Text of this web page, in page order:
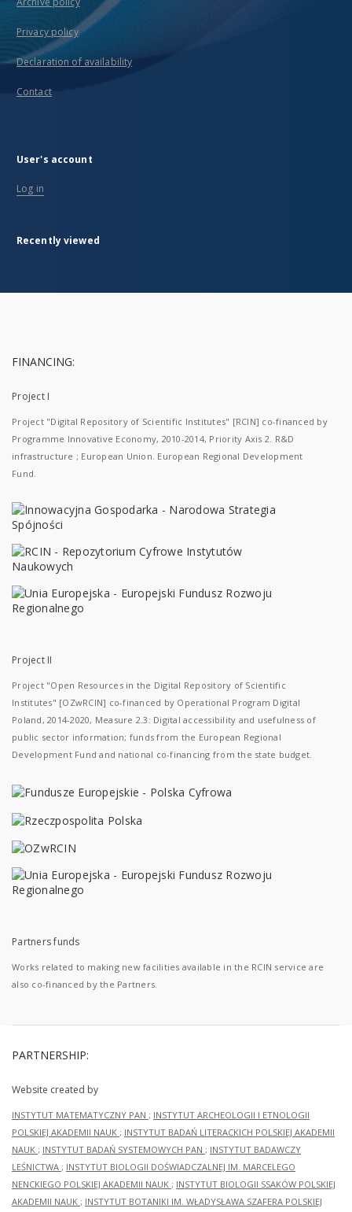
Privacy policy
Declaration of availability
Contact
User's account
Log in
Recently viewed
FINANCING:
Project I
Project "Digital Repository of Scientific Institutes" [RCIN] co-financed by
Programme Innovative Economy, 2010-2014, Priority Axis 2. R&D
infrastructure ; European Union. European Regional Development
Fund.
Project II
Project "Open Resources in the Digital Repository of Scientific
Institutes" [OZwRCIN] co-financed by Operational Program Digital
Poland, 2014-2020, Measure 2.3: Digital accessibility and usefulness of
public sector information; funds from the European Regional
Development Fund and national co-financing from the state budget.
Partners funds
Works related to making new facilities available in the RCIN service are
also co-financed by the Partners.
PARTNERSHIP:
Website created by
INSTYTUT MATEMATYCZNY PAN ; INSTYTUT ARCHEOLOGII I ETNOLOGII
POLSKIEJ AKADEMII NAUK ; INSTYTUT BADAŃ LITERACKICH POLSKIEJ AKADEMII
NAUK ; INSTYTUT BADAŃ SYSTEMOWYCH PAN ; INSTYTUT BADAWCZY
LEŚNICTWA ; INSTYTUT BIOLOGII DOŚWIADCZALNEJ IM. MARCELEGO
NENCKIEGO POLSKIEJ AKADEMII NAUK ; INSTYTUT BIOLOGII SSAKÓW POLSKIEJ
AKADEMII NAUK ; INSTYTUT BOTANIKI IM. WŁADYSŁAWA SZAFERA POLSKIEJ